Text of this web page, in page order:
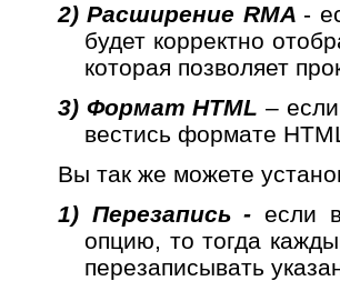
2) Расширение RMA -
будет корректно
которая позволяет
3) ФорматHTML –
вестись формате
Вы так же можете
1) Перезапись - если
опцию, то тогда
перезаписывать